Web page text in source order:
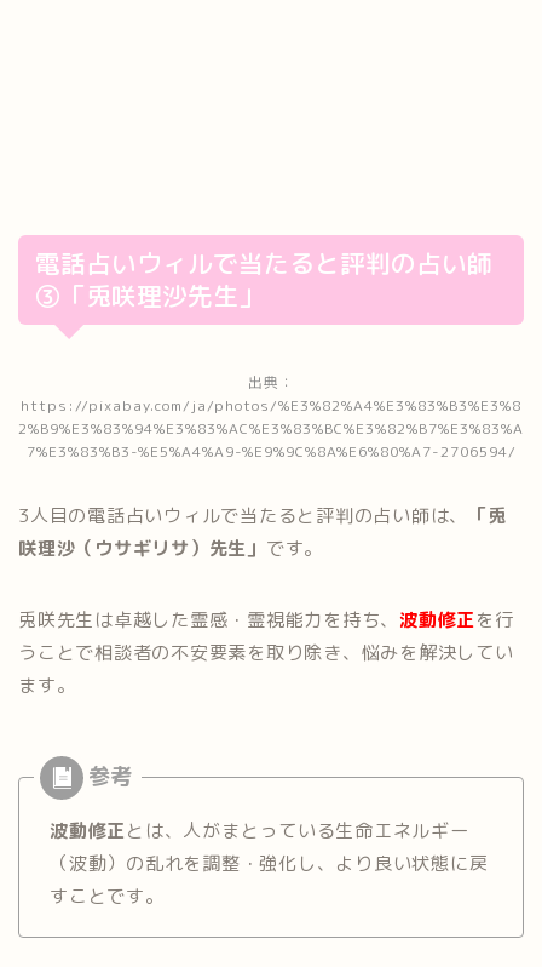
電話占いウィルで当たると評判の占い師
③「兎咲理沙先生」
出典：
https://pixabay.com/ja/photos/%E3%82%A4%E3%83%B3%E3%8
2%B9%E3%83%94%E3%83%AC%E3%83%BC%E3%82%B7%E3%83%A
7%E3%83%B3-%E5%A4%A9-%E9%9C%8A%E6%80%A7-2706594/
3人目の電話占いウィルで当たると評判の占い師は、
「兎
咲理沙（ウサギリサ）先生」 です。
兎咲先生は卓越した霊感・霊視能力を持ち、波動修正を行
うことで相談者の不安要素を取り除き、悩みを解決してい
ます。
波動修正とは、人がまとっている生命エネルギー
（波動）の乱れを調整・強化し、より良い状態に戻
すことです。